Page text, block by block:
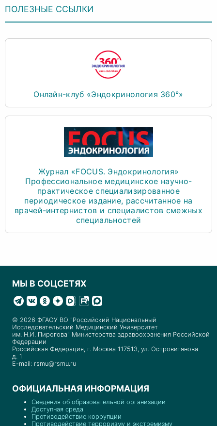
ПОЛЕЗНЫЕ ССЫЛКИ
Онлайн-клуб «Эндокринология 360°»
Журнал «FOCUS. Эндокринология»
Профессиональное медицинское научно-
практическое специализированное
периодическое издание, рассчитанное на
врачей-интернистов и специалистов смежных
специальностей
МЫ В СОЦСЕТЯХ
© 2026 ФГАОУ ВО "Российский Национальный
Исследовательский Медицинский Университет
им. Н.И. Пирогова" Министерства здравоохранения Российской
Федерации
Российская Федерация, г. Москва 117513, ул. Островитянова
д. 1
E-mail: rsmu@rsmu.ru
ОФИЦИАЛЬНАЯ ИНФОРМАЦИЯ
Сведения об образовательной организации
Доступная среда
Противодействие коррупции
Противодействие терроризму и экстремизму